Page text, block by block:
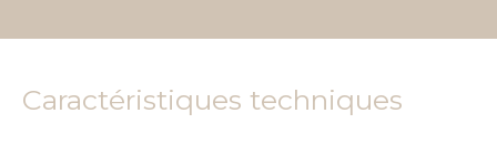
Caractéristiques techniques